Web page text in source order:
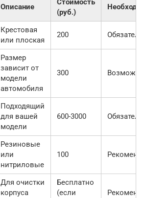
Описание
Стоимость
(руб.)
Крестовая
или плоская
200
Размер
зависит от
модели
автомобиля
300 Возможно
Подходящий
для вашей
модели
600-3000
Резиновые
или
нитриловые
100
Для очистки
корпуса
Бесплатно
(если